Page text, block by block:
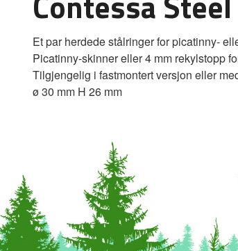
Et par herdede stålringer for picatinny-
Picatinny-skinner eller 4 mm rekylstopp
Tilgjengelig i fastmontert versjon eller
ø 30 mm H 26 mm